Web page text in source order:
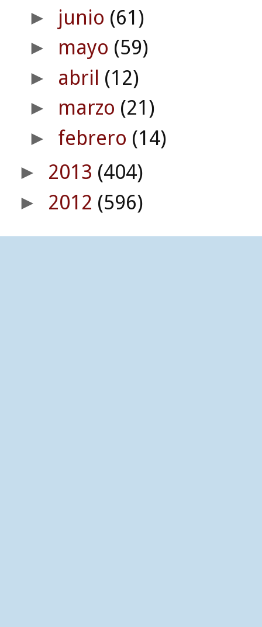
► junio (61)
► mayo (59)
► abril (12)
► marzo (21)
► febrero (14)
► 2013 (404)
► 2012 (596)